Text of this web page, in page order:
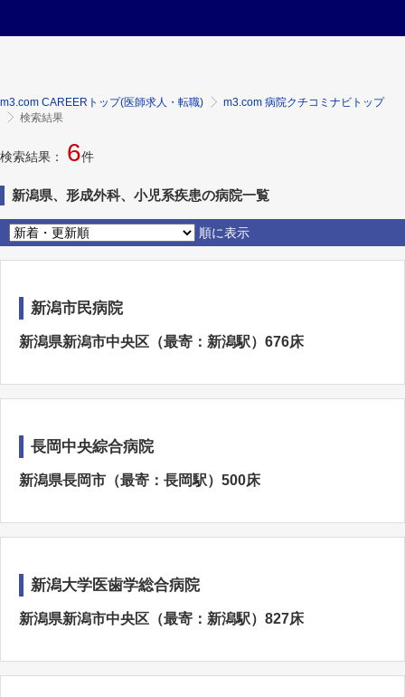
m3.com CAREERトップ(医師求人・転職)
m3.com 病院クチコミナビトップ
検索結果
検索結果： 6件
新潟県、形成外科、小児系疾患の病院一覧
順に表示
新潟市民病院
新潟県新潟市中央区（最寄：新潟駅）676床
長岡中央綜合病院
新潟県長岡市（最寄：長岡駅）500床
新潟大学医歯学総合病院
新潟県新潟市中央区（最寄：新潟駅）827床